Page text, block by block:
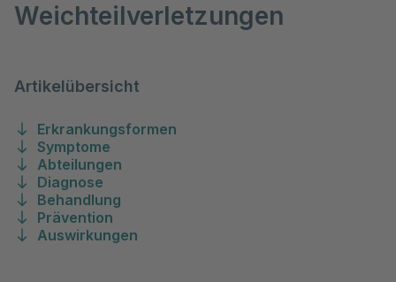
Weichteilverletzungen
Artikelübersicht
Erkrankungsformen
Symptome
Abteilungen
Diagnose
Behandlung
Prävention
Auswirkungen